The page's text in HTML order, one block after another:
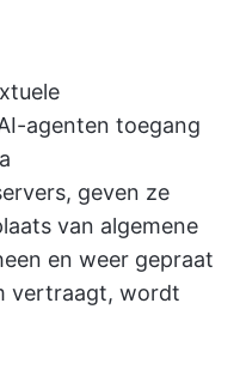
agenten toegang
geven ze
van algemene
en weer gepraat
vertraagt, wordt